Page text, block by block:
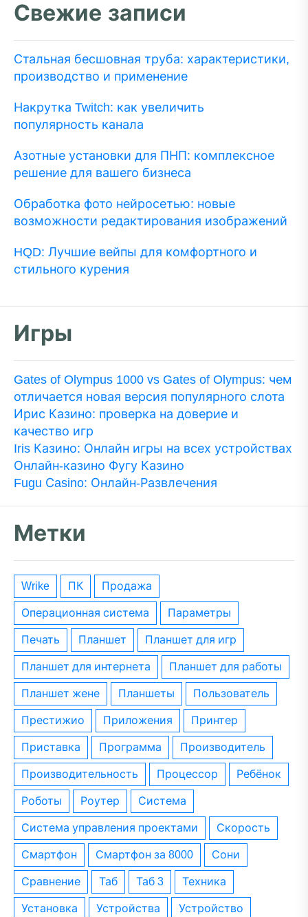
Свежие записи
Стальная бесшовная труба: характеристики,
производство и применение
Накрутка Twitch: как увеличить
популярность канала
Азотные установки для ПНП: комплексное
решение для вашего бизнеса
Обработка фото нейросетью: новые
возможности редактирования изображений
HQD: Лучшие вейпы для комфортного и
стильного курения
Игры
Gates of Olympus 1000 vs Gates of Olympus: чем
отличается новая версия популярного слота
Ирис Казино: проверка на доверие и
качество игр
Iris Казино: Онлайн игры на всех устройствах
Онлайн-казино Фугу Казино
Fugu Сasino: Онлайн-Развлечения
Метки
wrike ПК Продажа
операционная система параметры
печать планшет планшет для игр
планшет для интернета планшет для работы
планшет жене планшеты пользователь
престижио приложения принтер
приставка программа производитель
производительность процессор ребёнок
роботы роутер система
система управления проектами скорость
смартфон смартфон за 8000 сони
сравнение таб таб 3 техника
установка устройства устройство